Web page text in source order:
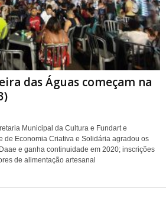
das Águas começam na
Municipal da Cultura e Fundart e
de Economia Criativa e Solidária agradou os
e ganha continuidade em 2020; inscrições
de alimentação artesanal